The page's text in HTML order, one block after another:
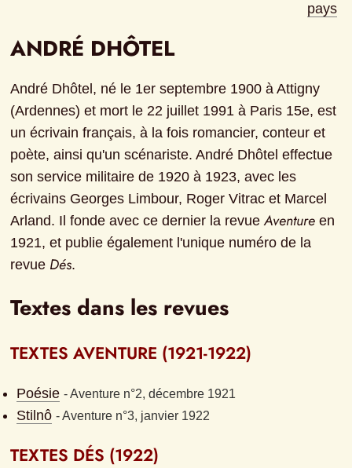
pays
ANDRÉ DHÔTEL
André Dhôtel, né le 1er septembre 1900 à Attigny
(Ardennes) et mort le 22 juillet 1991 à Paris 15e, est
un écrivain français, à la fois romancier, conteur et
poète, ainsi qu'un scénariste. André Dhôtel effectue
son service militaire de 1920 à 1923, avec les
écrivains Georges Limbour, Roger Vitrac et Marcel
Arland. Il fonde avec ce dernier la revue Aventure en
1921, et publie également l'unique numéro de la
revue Dés.
Textes dans les revues
TEXTES AVENTURE (1921-1922)
Poésie - Aventure n°2, décembre 1921
Stilnô - Aventure n°3, janvier 1922
TEXTES DÉS (1922)